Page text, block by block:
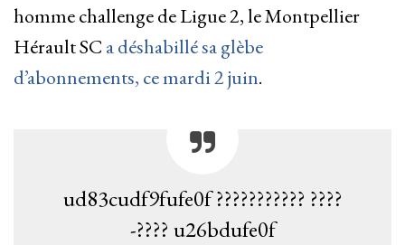
homme challenge de Ligue 2, le Montpellier
Hérault SC a déshabillé sa glèbe
d’abonnements, ce mardi 2 juin.
ud83cudf9fufe0f ??????????? ????
-???? u26bdufe0f